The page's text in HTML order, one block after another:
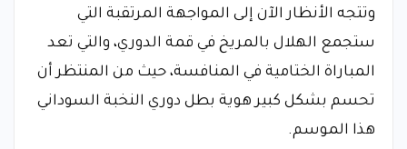
وتتجه الأنظار الآن إلى المواجهة المرتقبة التي
ستجمع الهلال بالمريخ في قمة الدوري، والتي تعد
المباراة الختامية في المنافسة، حيث من المنتظر أن
تحسم بشكل كبير هوية بطل دوري النخبة السوداني
هذا الموسم.